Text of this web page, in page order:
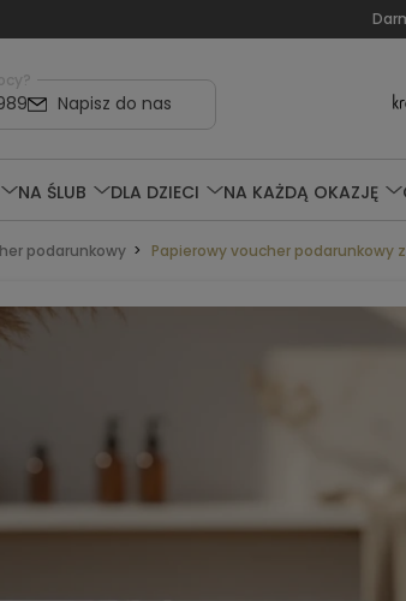
Napisz do nas
NA ŚLUB DLA DZIECI NA KAŻDĄ OKAZJĘ
podarunkowy Papierowy voucher podarunkowy